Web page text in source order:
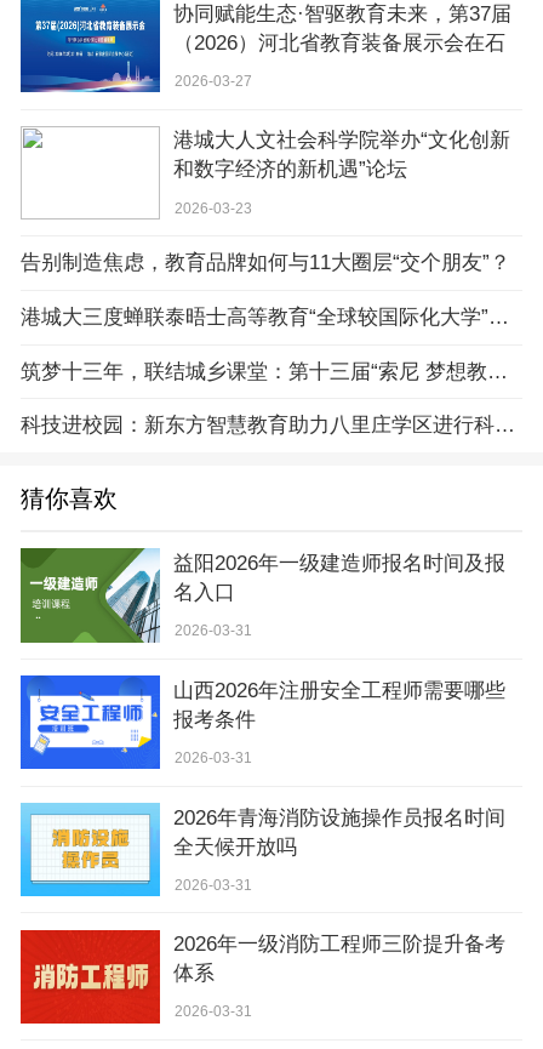
协同赋能生态·智驱教育未来，第37届
（2026）河北省教育装备展示会在石
家庄盛大开幕！
2026-03-27
港城大人文社会科学院举办“文化创新
和数字经济的新机遇”论坛
2026-03-23
告别制造焦虑，教育品牌如何与11大圈层“交个朋友”？
港城大三度蝉联泰晤士高等教育“全球较国际化大学”汇聚全球教研人才“留学香港”
筑梦十三年，联结城乡课堂：第十三届“索尼 梦想教室”成果发布会在京举办
科技进校园：新东方智慧教育助力八里庄学区进行科学普及
猜你喜欢
益阳2026年一级建造师报名时间及报
名入口
2026-03-31
山西2026年注册安全工程师需要哪些
报考条件
2026-03-31
2026年青海消防设施操作员报名时间
全天候开放吗
2026-03-31
2026年一级消防工程师三阶提升备考
体系
2026-03-31